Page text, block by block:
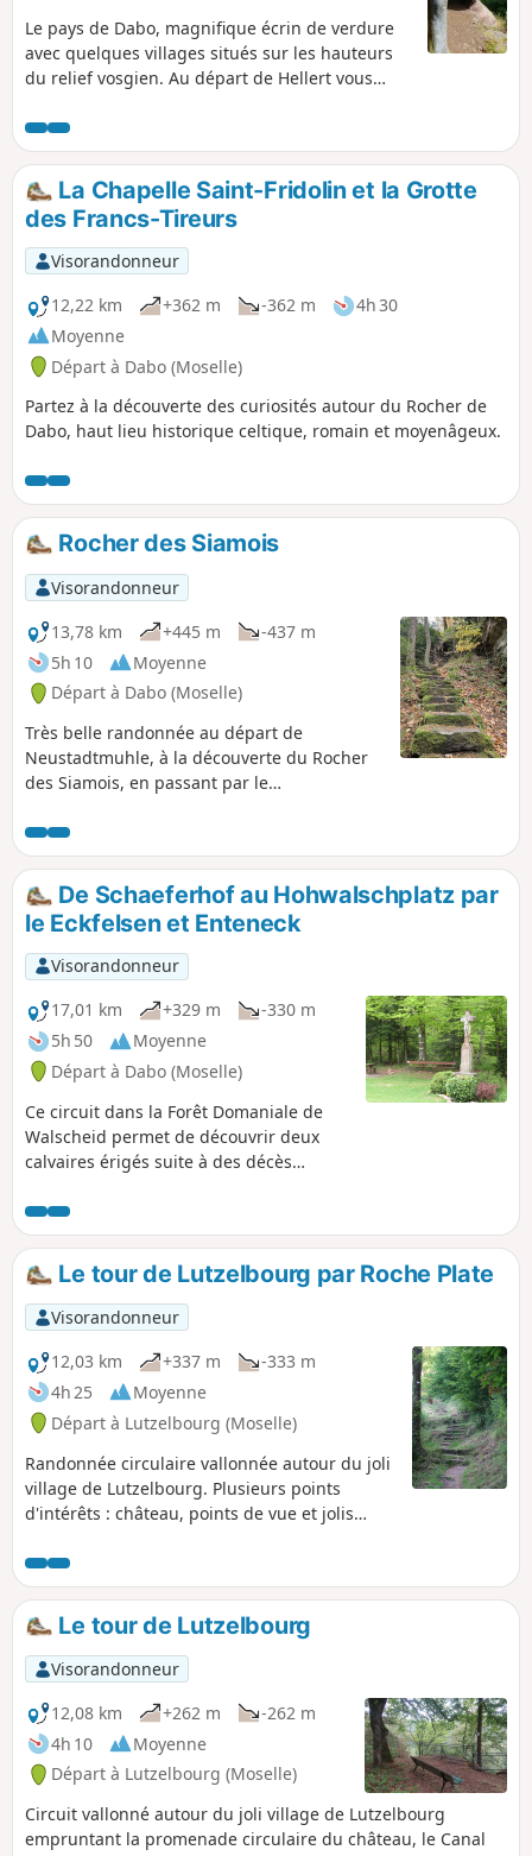
Le pays de Dabo, magnifique écrin de verdure
avec quelques villages situés sur les hauteurs
du relief vosgien. Au départ de Hellert vous
baptistère, les rochers du Pfannenfels et du
Sickerkopf d'où une magnifique vue s'offre sur
Dabo et son rocher, la borne frontière de St
Martin et enfin les maisons troglodytes.
La Chapelle Saint-Fridolin et la Grotte
des Francs-Tireurs
Visorandonneur
12,22 km
+362 m -362 m
4h 30
Moyenne
Départ à Dabo (Moselle)
Partez à la découverte des curiosités autour du Rocher de
Dabo, haut lieu historique celtique, romain et moyenâgeux.
Rocher des Siamois
Visorandonneur
13,78 km
+445 m
-437 m
5h 10
Moyenne
Départ à Dabo (Moselle)
Très belle randonnée au départ de
Neustadtmuhle, à la découverte du Rocher
des Siamois, en passant par le
Geisterfelsen. Une grande partie de la
randonnée se pratique en forêt sur de
beaux sentiers balisés.
De Schaeferhof au Hohwalschplatz par
le Eckfelsen et Enteneck
Visorandonneur
17,01 km
+329 m
-330 m
5h 50
Moyenne
Départ à Dabo (Moselle)
Ce circuit dans la Forêt Domaniale de
Walscheid permet de découvrir deux
calvaires érigés suite à des décès
gallo-romain très bien préservé, une
superbe vue sur la Chapelle Saint-Léon
du Dabo et un beau rocher d'escalade.
Le retour le long de la Zorn en fait une
promenade très bucolique.
Le tour de Lutzelbourg par Roche Plate
Visorandonneur
12,03 km
+337 m
-333 m
4h 25
Moyenne
Départ à Lutzelbourg (Moselle)
Randonnée circulaire vallonnée autour du joli
village de Lutzelbourg. Plusieurs points
d'intérêts : château, points de vue et jolis
Le tour de Lutzelbourg
Visorandonneur
12,08 km
+262 m
-262 m
4h 10
Moyenne
Départ à Lutzelbourg (Moselle)
Circuit vallonné autour du joli village de Lutzelbourg
empruntant la promenade circulaire du château, le Canal